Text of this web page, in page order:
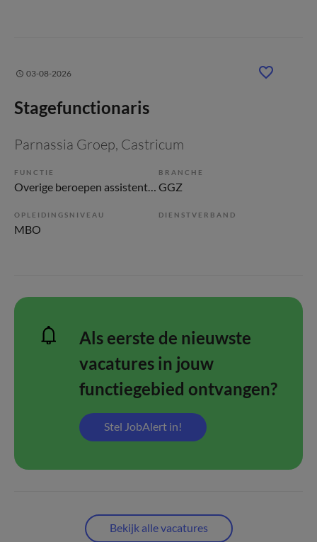
03-08-2026
Stagefunctionaris
Parnassia Groep, Castricum
FUNCTIE
Overige beroepen assistenten
BRANCHE
GGZ
OPLEIDINGSNIVEAU
MBO
DIENSTVERBAND
Als eerste de nieuwste
vacatures in jouw
functiegebied ontvangen?
Stel JobAlert in!
Bekijk alle vacatures